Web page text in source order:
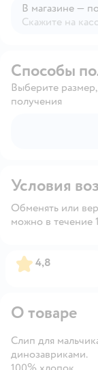
В магазине —
Скажите на
Способы
Выберите
получения
Условия
Обменять или
можно в течение
Рейтинг:
4,8
О товаре
Слип для
динозавриками.